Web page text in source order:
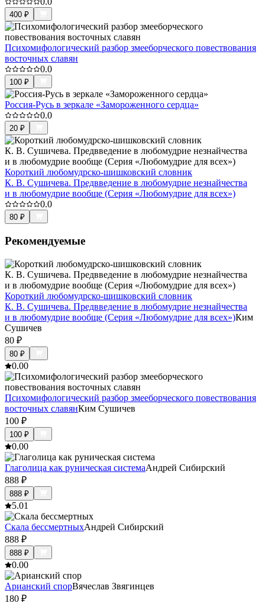
400 ₽
Психомифологический разбор змееборческого повествования
восточных славян
0.0
100 ₽
Россия-Русь в зеркале «Замороженного сердца»
0.0
20 ₽
Короткий любомудрско-шишковский словник
К. В. Сушичева. Предвведение в любомудрие незнайчества
и в любомудрие вообще (Серия «Любомудрие для всех»)
0.0
80 ₽
Рекомендуемые
Короткий любомудрско-шишковский словник
К. В. Сушичева. Предвведение в любомудрие незнайчества
и в любомудрие вообще (Серия «Любомудрие для всех»)Ким
Сушичев
80 ₽
80 ₽
0.00
Психомифологический разбор змееборческого повествования
восточных славянКим Сушичев
100 ₽
100 ₽
0.00
Глаголица как руническая системаАндрей Сибирский
888 ₽
888 ₽
5.01
Скала бессмертныхАндрей Сибирский
888 ₽
888 ₽
0.00
Арианский спорВячеслав Звягинцев
180 ₽